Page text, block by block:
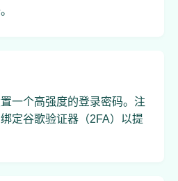
一个高强度的登录密码。注
定谷歌验证器（2FA）以提